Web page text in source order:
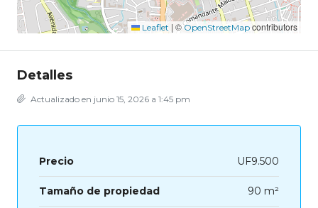
Leaflet | ©OpenStreetMapcontributors
Detalles
Actualizado en junio 15, 2026 a 1:45 pm
Precio UF9.500
Tamaño de propiedad 90 m²